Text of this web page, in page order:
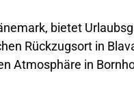
, bietet
Rückzugsort in
Atmosphäre in